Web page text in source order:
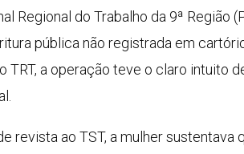
Regional do Trabalho da 9ª
pública não registrada em
TRT, a operação teve o claro
revista ao TST, a mulher